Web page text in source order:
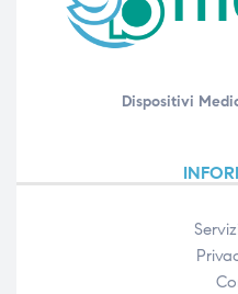
Dispositivi